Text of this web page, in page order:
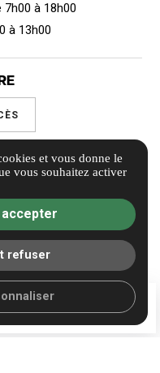
7h00 à 18h00
à 13h00
et vous donne le
vous souhaitez activer
refuser